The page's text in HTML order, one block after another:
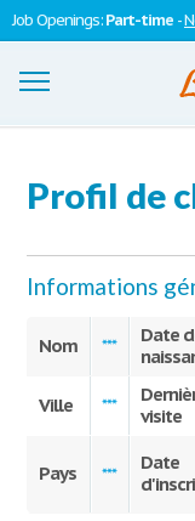
Job Openings:Part-time -
S'inscrire
Se connecter
Profil de
Informations
Nom ***
Date
Ville ***
visite
Pays ***
Date